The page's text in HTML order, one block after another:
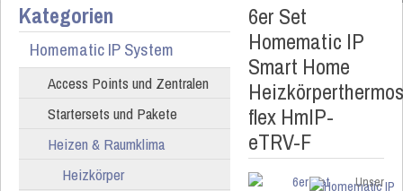
Kategorien
Homematic IP System
Access Points und Zentralen
Startersets und Pakete
Heizen & Raumklima
Heizkörper
6er Set
Homematic IP
Smart Home
flex HmIP-
eTRV-F
Unser